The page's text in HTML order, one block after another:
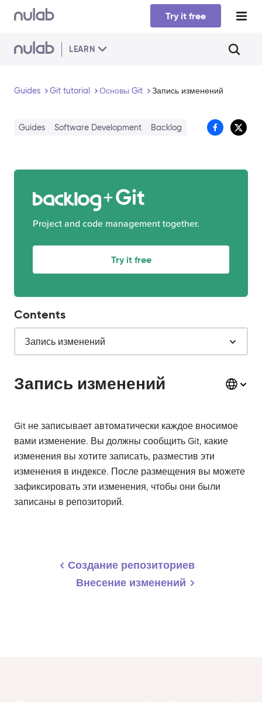
Skip to main content
Try it free
LEARN
Guides Git tutorial Основы Git Запись изменений
Guides Software Development Backlog
Git
Project and code management together.
Try it free
Запись изменений
Git не записывает автоматически каждое вносимое
вами изменение. Вы должны сообщить Git, какие
изменения вы хотите записать, разместив эти
изменения в индексе. После размещения вы можете
зафиксировать эти изменения, чтобы они были
записаны в репозиторий.
Создание репозиториев
Внесение изменений
Contents
Запись изменений